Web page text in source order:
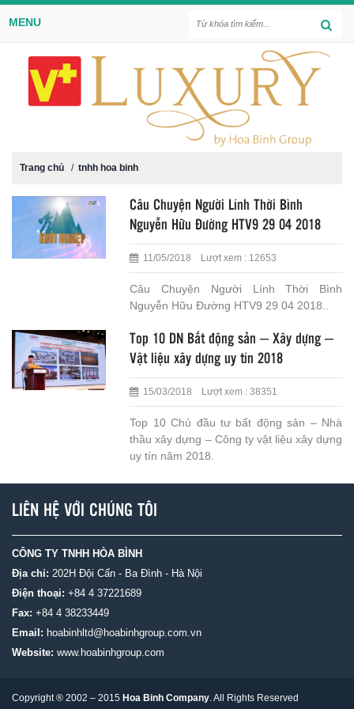
MENU
Trang chủ / tnhh hoa binh
Câu Chuyện Người Lính Thời Bình
Nguyễn Hữu Đường HTV9 29 04 2018
11/05/2018 Lượt xem : 12653
Câu Chuyện Người Lính Thời Bình
Nguyễn Hữu Đường HTV9 29 04 2018..
Top 10 DN Bất động sản – Xây dựng –
Vật liệu xây dựng uy tín 2018
15/03/2018 Lượt xem : 38351
Top 10 Chủ đầu tư bất động sản – Nhà
thầu xây dựng – Công ty vật liệu xây dựng
uy tín năm 2018.
LIÊN HỆ VỚI CHÚNG TÔI
CÔNG TY TNHH HÒA BÌNH
Địa chỉ: 202H Đội Cấn - Ba Đình - Hà Nội
Điện thoại: +84 4 37221689
Fax: +84 4 38233449
Email: hoabinhltd@hoabinhgroup.com.vn
Website: www.hoabinhgroup.com
Copyright ® 2002 – 2015 Hoa Binh Company. All Rights Reserved